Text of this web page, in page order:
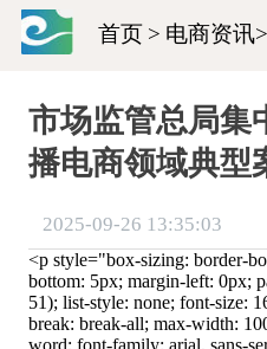
首页 > 电商资讯>
市场监管总局集
播电商领域典型
2025-09-26 13:35:03
<p style="box-sizing: border-
bottom: 5px; margin-left: 0px;
51); list-style: none; font-size:
break: break-all; max-width:
word; font-family: arial, sans-